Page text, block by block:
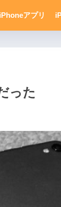
iPhoneアプリ
った